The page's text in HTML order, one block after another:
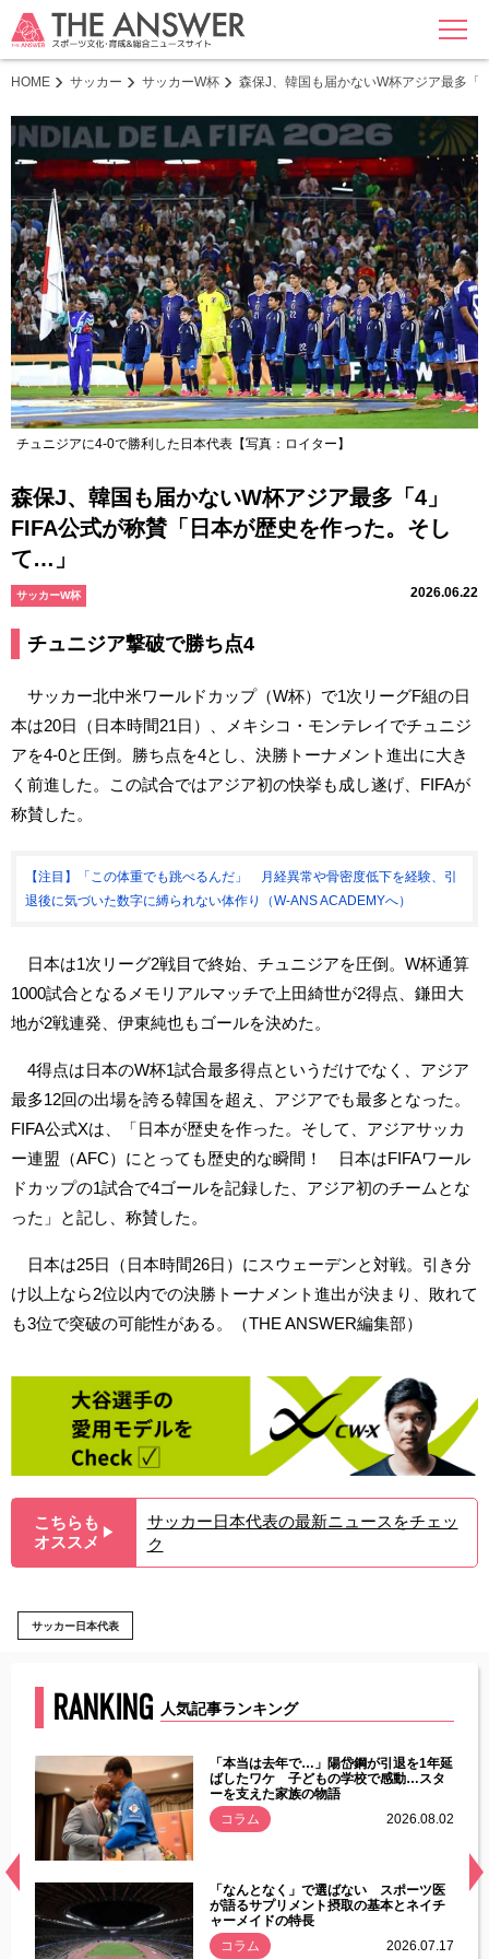
MENU
HOME サッカー サッカーW杯 森保J、韓国も届かないW杯アジア最多
チュニジアに4-0で勝利した日本代表【写真：ロイター】
森保J、韓国も届かないW杯アジア最多「4」
FIFA公式が称賛「日本が歴史を作った。そし
て…」
サッカーW杯 2026.06.22
チュニジア撃破で勝ち点4
サッカー北中米ワールドカップ（W杯）で1次リーグF組の日
本は20日（日本時間21日）、メキシコ・モンテレイでチュニジ
アを4-0と圧倒。勝ち点を4とし、決勝トーナメント進出に大き
く前進した。この試合ではアジア初の快挙も成し遂げ、FIFAが
称賛した。
【注目】「この体重でも跳べるんだ」 月経異常や骨密度低下を経験、引
退後に気づいた数字に縛られない体作り（W-ANS ACADEMYへ）
日本は1次リーグ2戦目で終始、チュニジアを圧倒。W杯通算
1000試合となるメモリアルマッチで上田綺世が2得点、鎌田大
地が2戦連発、伊東純也もゴールを決めた。
4得点は日本のW杯1試合最多得点というだけでなく、アジア
最多12回の出場を誇る韓国を超え、アジアでも最多となった。
FIFA公式Xは、「日本が歴史を作った。そして、アジアサッカ
ー連盟（AFC）にとっても歴史的な瞬間！ 日本はFIFAワール
ドカップの1試合で4ゴールを記録した、アジア初のチームとな
った」と記し、称賛した。
日本は25日（日本時間26日）にスウェーデンと対戦。引き分
け以上なら2位以内での決勝トーナメント進出が決まり、敗れて
も3位で突破の可能性がある。（THE ANSWER編集部）
こちらも
オススメ ▶︎
サッカー日本代表の最新ニュースをチェッ
ク
サッカー日本代表
RANKING 人気記事ランキング
常
「本当は去年で…」陽岱鋼が引退を1年延
ばしたワケ 子どもの学校で感動…スタ
ーを支えた家族の物語
コラム
2026.08.02
「なんとなく」で選ばない スポーツ医
が語るサプリメント摂取の基本とネイチ
ャーメイドの特長
コラム
2026.07.17